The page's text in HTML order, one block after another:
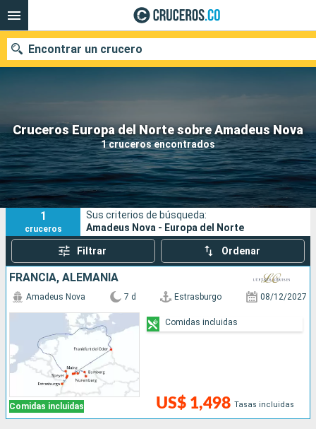
Cruceros Europa del Norte sobre Amadeus Nova
1 cruceros encontrados
Encontrar un crucero
Fecha de salida
Buscar
1
cruceros
Sus criterios de búsqueda:
Amadeus Nova - Europa del Norte
Filtrar Ordenar
FRANCIA, ALEMANIA
Comidas incluidas
Amadeus Nova 7 d Estrasburgo 08/12/2027
US$ 1,498 Tasas incluidas
Comidas incluidas